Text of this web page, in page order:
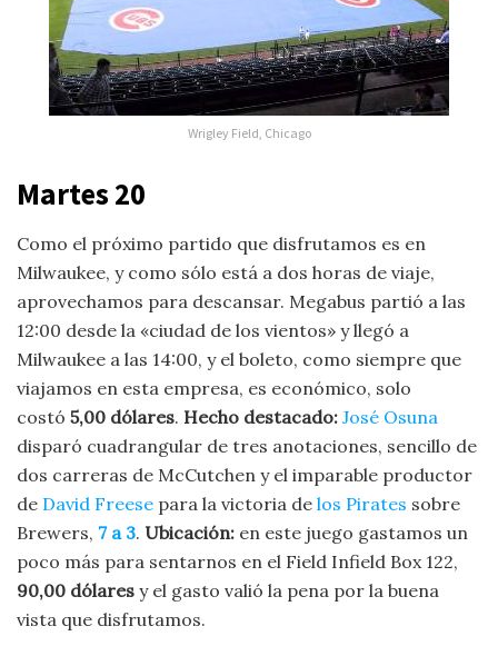
Wrigley Field, Chicago
Martes 20
Como el próximo partido que disfrutamos es en
Milwaukee, y como sólo está a dos horas de viaje,
aprovechamos para descansar. Megabus partió a las
12:00 desde la «ciudad de los vientos» y llegó a
Milwaukee a las 14:00, y el boleto, como siempre que
viajamos en esta empresa, es económico, solo
costó 5,00 dólares. Hecho destacado: José Osuna
disparó cuadrangular de tres anotaciones, sencillo de
dos carreras de McCutchen y el imparable productor
de David Freese para la victoria de los Pirates sobre
Brewers, 7 a 3. Ubicación: en este juego gastamos un
poco más para sentarnos en el Field Infield Box 122,
90,00 dólares y el gasto valió la pena por la buena
vista que disfrutamos.